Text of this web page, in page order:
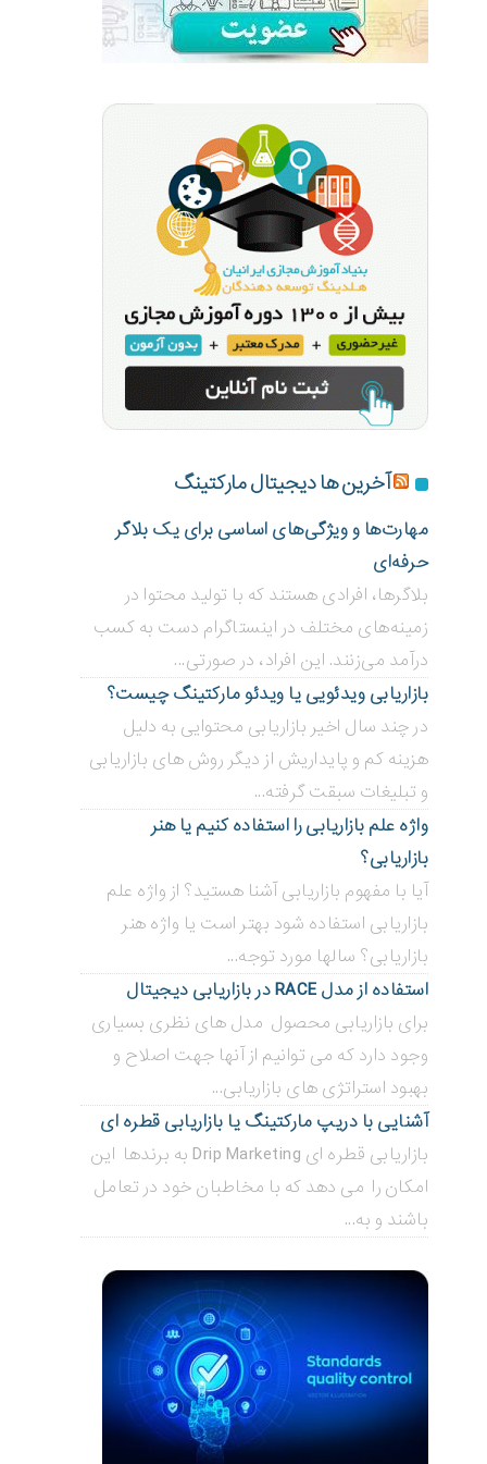
آخرین ها دیجیتال مارکتینگ
مهارت‌ها و ویژگی‌های اساسی برای یک بلاگر
حرفه‌ای
بلاگر‌ها، افرادی هستند که با تولید محتوا در
زمینه‌های مختلف در اینستاگرام دست به کسب
درآمد می‌زنند. این افراد، در صورتی...
بازاریابی ویدئویی ‌یا ویدئو مارکتینگ چیست؟
در چند سال اخیر بازاریابی محتوایی به دلیل
هزینه کم و پایداریش از دیگر روش های بازاریابی
و تبلیغات سبقت گرفته...
واژه علم بازاریابی را استفاده کنیم یا هنر
بازاریابی؟
آیا با مفهوم بازاریابی آشنا هستید؟ از واژه علم
بازاریابی استفاده شود بهتر است یا واژه هنر
بازاریابی؟ سالها مورد توجه...
استفاده از مدل RACE در بازاریابی دیجیتال
برای بازاریابی محصول مدل های نظری بسیاری
وجود دارد که می توانیم از آنها جهت اصلاح و
بهبود استراتژی های بازاریابی...
آشنایی با دریپ مارکتینگ یا بازاریابی قطره ای
بازاریابی قطره ای Drip Marketing به برندها این
امکان را می دهد که با مخاطبان خود در تعامل
باشند و به...